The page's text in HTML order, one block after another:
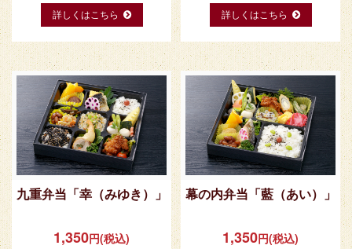
詳しくはこちら 詳しくはこちら
九重弁当「幸（みゆき）」
1,350円(税込)
幕の内弁当「藍（あい）」
1,350円(税込)